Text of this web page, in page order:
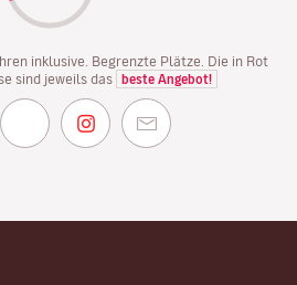
inklusive. Begrenzte Plätze. Die in Rot
sind jeweils das
beste Angebot!